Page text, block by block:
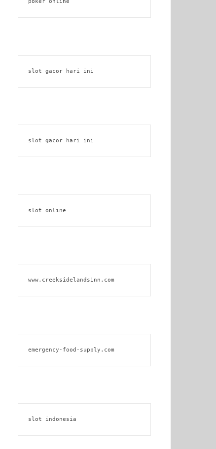
poker online
slot gacor hari ini
slot gacor hari ini
slot online
www.creeksidelandsinn.com
emergency-food-supply.com
slot indonesia